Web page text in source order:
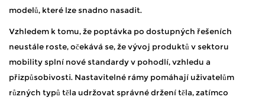
modelů, které lze snadno nasadit.
Vzhledem k tomu, že poptávka po dostupných řešeních
neustále roste, očekává se, že vývoj produktů v sektoru
mobility splní nové standardy v pohodlí, vzhledu a
přizpůsobivosti. Nastavitelné rámy pomáhají uživatelům
různých typů těla udržovat správné držení těla, zatímco